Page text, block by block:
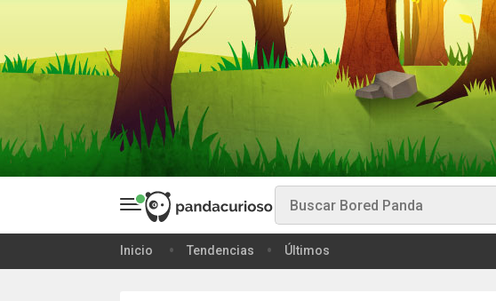
Inicio Tendencias Últimos